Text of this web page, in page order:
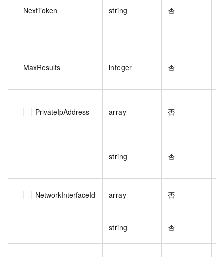
NextToken string 否
MaxResults integer 否
PrivateIpAddress array 否
string 否
NetworkInterfaceId array 否
string 否